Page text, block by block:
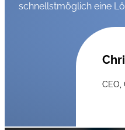
schnellstmöglich eine
CEO,